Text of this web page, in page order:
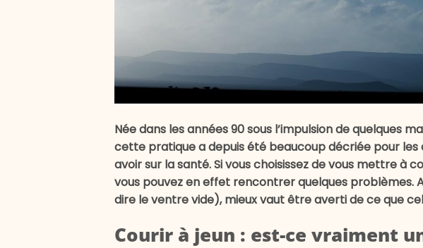
Née dans les années 90 sous l’impulsion de quelques
cette pratique a depuis été beaucoup décriée pour les
avoir sur la santé. Si vous choisissez de vous mettre à
vous pouvez en effet rencontrer quelques problèmes.
dire le ventre vide), mieux vaut être averti de ce que
Courir à jeun : est-ce vraiment